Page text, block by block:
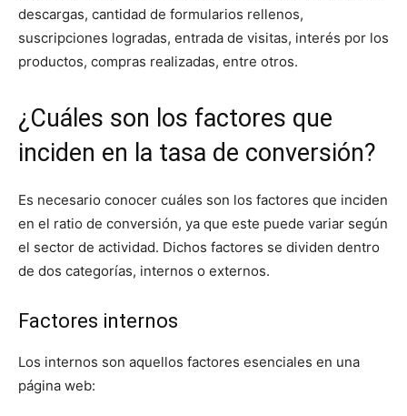
descargas, cantidad de formularios rellenos,
suscripciones logradas, entrada de visitas, interés por los
productos, compras realizadas, entre otros.
¿Cuáles son los factores que
inciden en la tasa de conversión?
Es necesario conocer cuáles son los factores que inciden
en el ratio de conversión, ya que este puede variar según
el sector de actividad. Dichos factores se dividen dentro
de dos categorías, internos o externos.
Factores internos
Los internos son aquellos factores esenciales en una
página web: